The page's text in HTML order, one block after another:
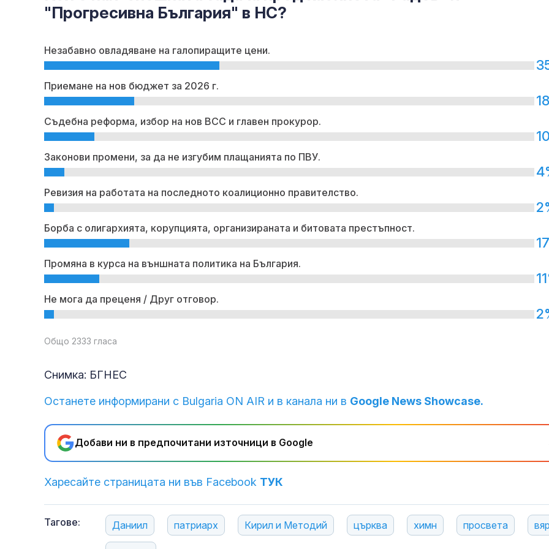
"Прогресивна България" в НС?
Незабавно овладяване на галопиращите цени.
Приемане на нов бюджет за 2026 г.
Съдебна реформа, избор на нов ВСС и главен прокурор.
Законови промени, за да не изгубим плащанията по ПВУ.
Ревизия на работата на последното коалиционно правителство.
Борба с олигархията, корупцията, организираната и битовата престъпност.
Промяна в курса на външната политика на България.
Не мога да преценя / Друг отговор.
Общо 2333 гласа
Снимка: БГНЕС
Останете информирани с Bulgaria ON AIR и в канала ни в Google News Showcase.
Добави ни в предпочитани източници в Google
Харесайте страницата ни във Facebook ТУК
Тагове: Даниил патриарх Кирил и Методий църква химн просвета